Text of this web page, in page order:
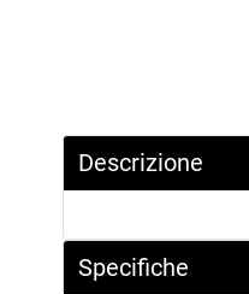
Descrizione
Specifiche